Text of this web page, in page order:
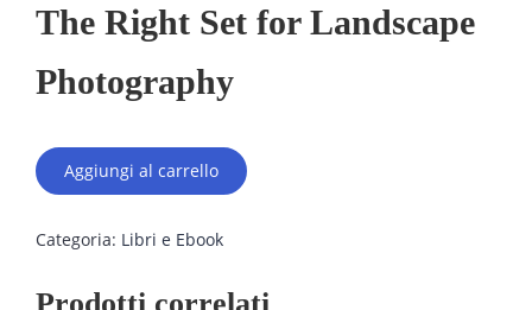
The Right Set for Landscape
Photography
The
Right
Set
Landscape
quantità
Aggiungi al carrello
Categoria: Libri e Ebook